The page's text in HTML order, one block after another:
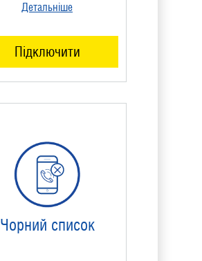
Детальніше
Підключити
Чорний список